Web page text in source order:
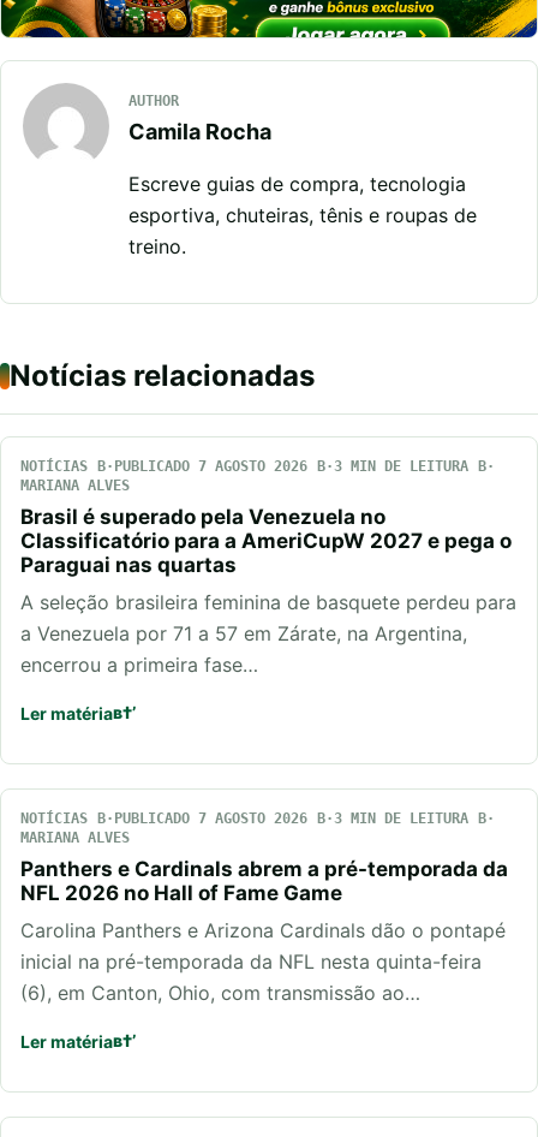
AUTHOR
Camila Rocha
Escreve guias de compra, tecnologia
esportiva, chuteiras, tênis e roupas de
treino.
Notícias relacionadas
NOTÍCIAS PUBLICADO 7 AGOSTO 2026
3 MIN DE LEITURA
MARIANA ALVES
Brasil é superado pela Venezuela no
Classificatório para a AmeriCupW 2027 e pega o
Paraguai nas quartas
A seleção brasileira feminina de basquete perdeu para
a Venezuela por 71 a 57 em Zárate, na Argentina,
encerrou a primeira fase…
Ler matéria
NOTÍCIAS PUBLICADO 7 AGOSTO 2026
3 MIN DE LEITURA
MARIANA ALVES
Panthers e Cardinals abrem a pré-temporada da
NFL 2026 no Hall of Fame Game
Carolina Panthers e Arizona Cardinals dão o pontapé
inicial na pré-temporada da NFL nesta quinta-feira
(6), em Canton, Ohio, com transmissão ao…
Ler matéria